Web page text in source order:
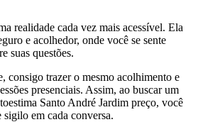
realidade cada vez mais acessível. Ela
e acolhedor, onde você se sente
suas questões.
consigo trazer o mesmo acolhimento e
presenciais. Assim, ao buscar um
Santo André Jardim preço, você
em cada conversa.